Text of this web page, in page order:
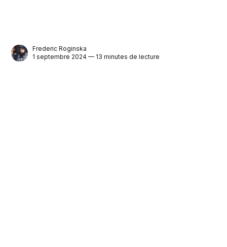
Frederic Roginska
1 septembre 2024 — 13 minutes de lecture